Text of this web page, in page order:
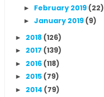
► February 2019 (22)
► January 2019 (9)
► 2018 (126)
► 2017 (139)
► 2016 (118)
► 2015 (79)
► 2014 (79)